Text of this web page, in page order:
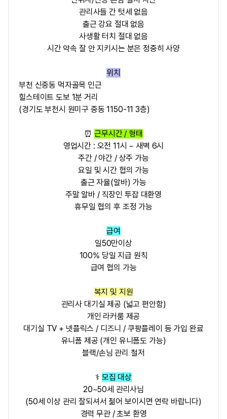
관리사들 간 텃세 없음
출근 강요 절대 없음
사생활 터치 절대 없음
시간 약속 잘 안 지키시는 분은 정중히 사양
위치
부천 신중동 먹자골목 인근
힐스테이트 도보 1분 거리
(경기도 부천시 원미구 중동 1150-11 3층)
⏰근무시간 / 형태
영업시간 : 오전 11시 ~ 새벽 6시
주간 / 야간 / 상주 가능
요일 및 시간 협의 가능
출근 자율(알바) 가능
주말 알바 / 직장인 투잡 대환영
휴무일 협의 후 조정 가능
급여
일50만이상
100% 당일 지급 원칙
급여 협의 가능
복지 및 지원
관리사 대기실 제공 (넓고 편안함)
개인 라커룸 제공
대기실 TV + 넷플릭스 / 디즈니 / 쿠팡플레이 등 가입 완료
유니폼 제공 (개인 유니폼도 가능)
블랙/손님 관리 철저
‍⚕️ 모집 대상
20~50세 관리사님
(50세 이상 관리 잘되셔서 젊어 보이시면 연락 바랍니다)
경력 무관 / 초보 환영